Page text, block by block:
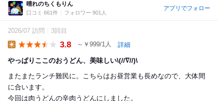
晴れのちくもりん
口コミ 661件 フォロワー 901人
アプリでフォロー
2026/07 訪問 3回目
3.8 ～￥999/1人 詳細
やっぱりここのおうどん、美味しい\(//∇//)\
またまたランチ難民に。こちらはお昼営業も長めなので、大体間
に合います。
今回は肉うどんの辛肉うどんにしました。